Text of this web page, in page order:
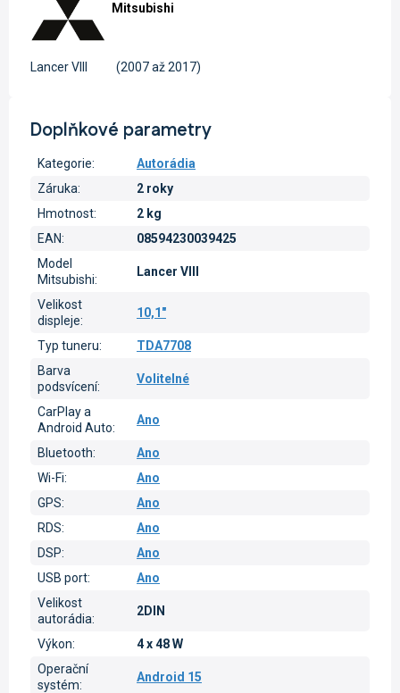
Mitsubishi
Lancer VIII (2007 až 2017)
Doplňkové parametry
Kategorie:
Autorádia
Záruka:
2 roky
Hmotnost:
2 kg
EAN:
08594230039425
Model
Mitsubishi:
Lancer VIII
Velikost
displeje:
10,1"
Typ tuneru:
TDA7708
Barva
podsvícení:
Volitelné
CarPlay a
Android Auto:
Ano
Bluetooth:
Ano
Wi-Fi:
Ano
GPS:
Ano
RDS:
Ano
DSP:
Ano
USB port:
Ano
Velikost
autorádia:
2DIN
Výkon:
4 x 48 W
Operační
systém:
Android 15